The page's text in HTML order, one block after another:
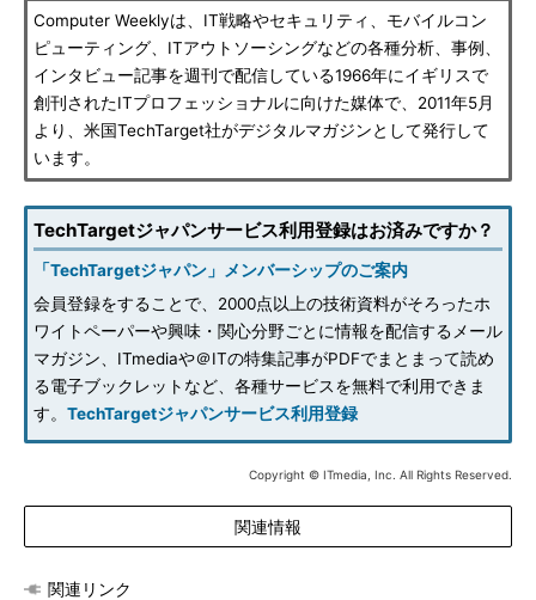
Computer Weeklyは、IT戦略やセキュリティ、モバイルコン
ピューティング、ITアウトソーシングなどの各種分析、事例、
インタビュー記事を週刊で配信している1966年にイギリスで
創刊されたITプロフェッショナルに向けた媒体で、2011年5月
より、米国TechTarget社がデジタルマガジンとして発行して
います。
TechTargetジャパンサービス利用登録はお済みですか？
「TechTargetジャパン」メンバーシップのご案内
会員登録をすることで、2000点以上の技術資料がそろったホ
ワイトペーパーや興味・関心分野ごとに情報を配信するメール
マガジン、ITmediaや＠ITの特集記事がPDFでまとまって読め
る電子ブックレットなど、各種サービスを無料で利用できま
す。 TechTargetジャパンサービス利用登録
Copyright © ITmedia, Inc. All Rights Reserved.
関連情報
関連リンク